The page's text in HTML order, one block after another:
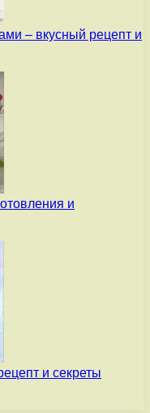
– вкусный рецепт и
и
и секреты